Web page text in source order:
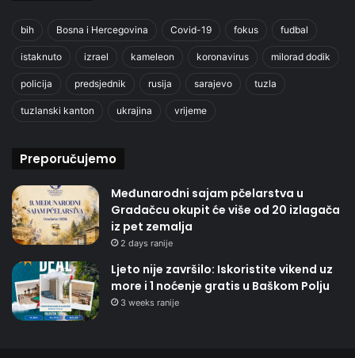
bih Bosna i Hercegovina Covid-19 fokus fudbal
istaknuto izrael kameleon koronavirus milorad dodik
policija predsjednik rusija sarajevo tuzla
tuzlanski kanton ukrajina vrijeme
Preporučujemo
Međunarodni sajam pčelarstva u
Gradačcu okupit će više od 20 izlagača
iz pet zemalja
2 days ranije
Ljeto nije završilo: Iskoristite vikend uz
more i 1 noćenje gratis u Baškom Polju
3 weeks ranije